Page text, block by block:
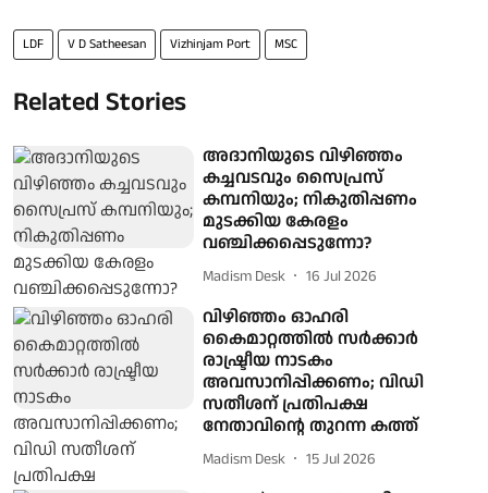
LDF V D Satheesan Vizhinjam Port MSC
Related Stories
അദാനിയുടെ വിഴിഞ്ഞം
കച്ചവടവും സൈപ്രസ്
കമ്പനിയും; നികുതിപ്പണം
മുടക്കിയ കേരളം
വഞ്ചിക്കപ്പെടുന്നോ?
Madism Desk 16 Jul 2026
വിഴിഞ്ഞം ഓഹരി
കൈമാറ്റത്തിൽ സർക്കാർ
രാഷ്ട്രീയ നാടകം
അവസാനിപ്പിക്കണം; വിഡി
സതീശന് പ്രതിപക്ഷ
നേതാവിന്റെ തുറന്ന കത്ത്
Madism Desk 15 Jul 2026